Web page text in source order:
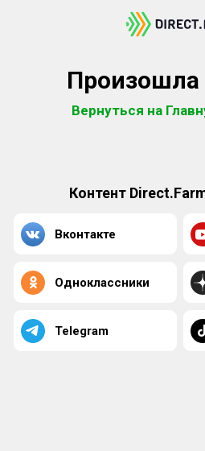
Вернуться на
Контент
Вконтакте
Одноклассники
Telegram